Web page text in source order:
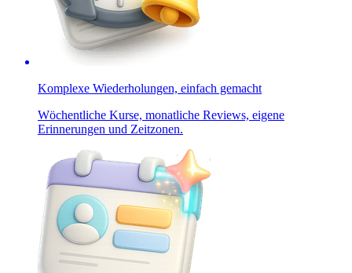
Komplexe Wiederholungen, einfach gemacht
Wöchentliche Kurse, monatliche Reviews, eigene
Erinnerungen und Zeitzonen.